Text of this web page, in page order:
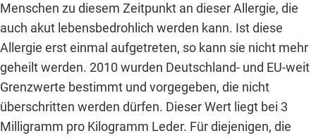
Menschen zu diesem Zeitpunkt an dieser Allergie, die
auch akut lebensbedrohlich werden kann. Ist diese
Allergie erst einmal aufgetreten, so kann sie nicht mehr
geheilt werden. 2010 wurden Deutschland- und EU-weit
Grenzwerte bestimmt und vorgegeben, die nicht
überschritten werden dürfen. Dieser Wert liegt bei 3
Milligramm pro Kilogramm Leder. Für diejenigen, die